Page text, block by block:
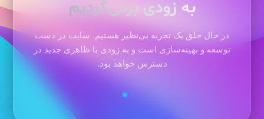
به زودی برمی‌گردیم
در حال خلق یک تجربه بی‌نظیر هستیم. سایت در دست
توسعه و بهینه‌سازی است و به زودی با ظاهری جدید در
دسترس خواهد بود.